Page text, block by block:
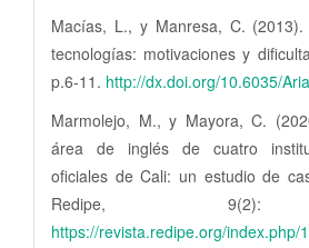
Macías, L., y Manresa, C.
tecnologías: motivaciones y
p.6-11. http://dx.doi.org/10.6035/
Marmolejo, M., y Mayora, C.
área de inglés de cuatro
oficiales de Cali: un estudio de
Redipe, 9(2):
https://revista.redipe.org/index.php/